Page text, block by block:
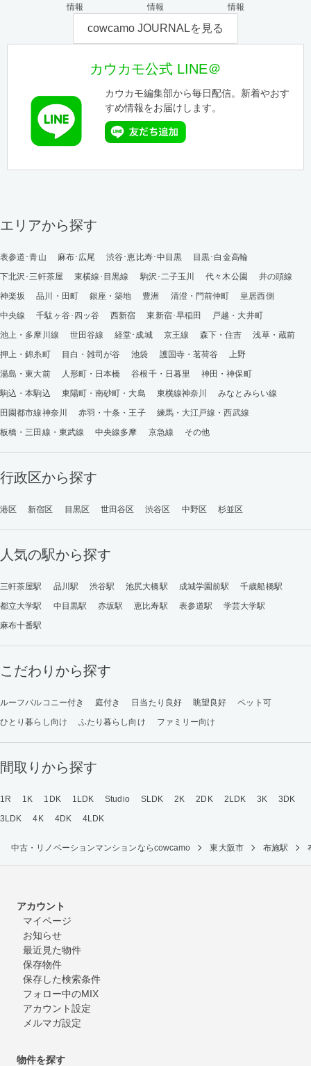
情報
情報
情報
cowcamo JOURNALを見る
カウカモ公式 LINE＠
カウカモ編集部から毎日配信。新着やおす
すめ情報をお届けします。
エリアから探す
表参道･青山 麻布･広尾 渋谷･恵比寿･中目黒
目黒･白金高輪
下北沢･三軒茶屋
東横線･目黒線 駒沢･二子玉川 代々木公園
井の頭線
神楽坂
品川・田町 銀座・築地 豊洲 清澄・門前仲町
皇居西側
中央線
千駄ヶ谷･四ッ谷 西新宿 東新宿･早稲田
戸越・大井町
池上・多摩川線
世田谷線 経堂･成城 京王線 森下・住吉
浅草・蔵前
押上・錦糸町
目白・雑司が谷 池袋 護国寺・茗荷谷
上野
湯島・東大前
人形町・日本橋 谷根千・日暮里
神田・神保町
駒込・本駒込
東陽町・南砂町・大島 東横線神奈川
みなとみらい線
田園都市線神奈川
赤羽・十条・王子
練馬・大江戸線・西武線
板橋・三田線・東武線
中央線多摩 京急線 その他
行政区から探す
港区 新宿区 目黒区 世田谷区 渋谷区 中野区 杉並区
人気の駅から探す
三軒茶屋駅 品川駅 渋谷駅 池尻大橋駅 成城学園前駅
千歳船橋駅
都立大学駅
中目黒駅 赤坂駅 恵比寿駅 表参道駅
学芸大学駅
麻布十番駅
こだわりから探す
ルーフバルコニー付き 庭付き 日当たり良好 眺望良好
ペット可
ひとり暮らし向け
ふたり暮らし向け ファミリー向け
間取りから探す
1R 1K 1DK 1LDK Studio SLDK 2K 2DK 2LDK 3K
3DK
3LDK
4K 4DK 4LDK
中古・リノベーションマンションならcowcamo 東大阪市 布施駅
アカウント
マイページ
お知らせ
最近見た物件
保存物件
保存した検索条件
フォロー中のMIX
アカウント設定
メルマガ設定
物件を探す